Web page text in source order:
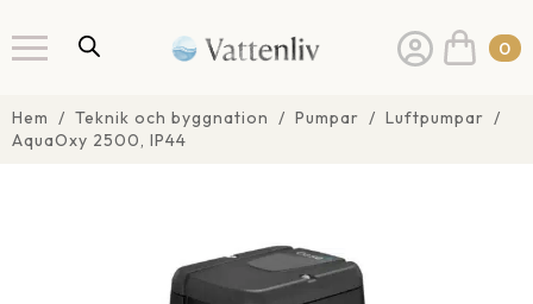
0
Hem Teknik och byggnation Pumpar
Luftpumpar
AquaOxy 2500, IP44